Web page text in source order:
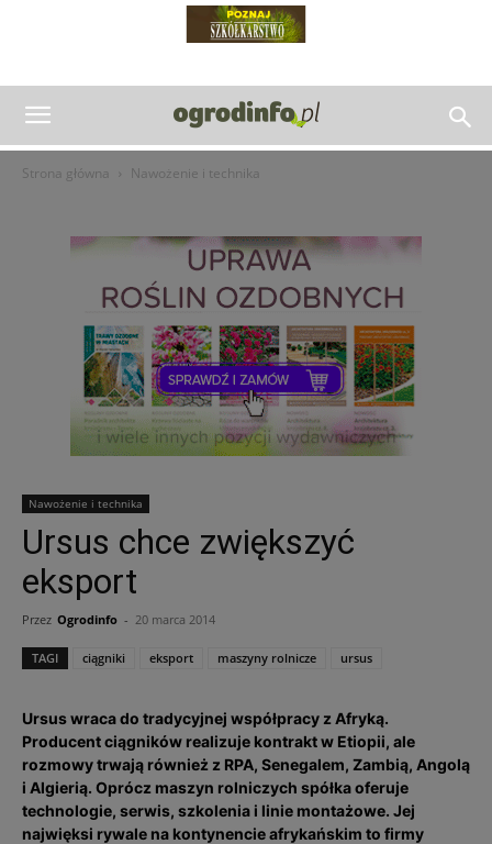
Strona główna Nawożenie i technika
Nawożenie i technika
Ursus chce zwiększyć
eksport
Przez Ogrodinfo - 20 marca 2014
TAGI ciągniki eksport maszyny rolnicze ursus
Ursus wraca do tradycyjnej współpracy z Afryką.
Producent ciągników realizuje kontrakt w Etiopii, ale
rozmowy trwają również z RPA, Senegalem, Zambią, Angolą
i Algierią. Oprócz maszyn rolniczych spółka oferuje
technologie, serwis, szkolenia i linie montażowe. Jej
najwięksi rywale na kontynencie afrykańskim to firmy